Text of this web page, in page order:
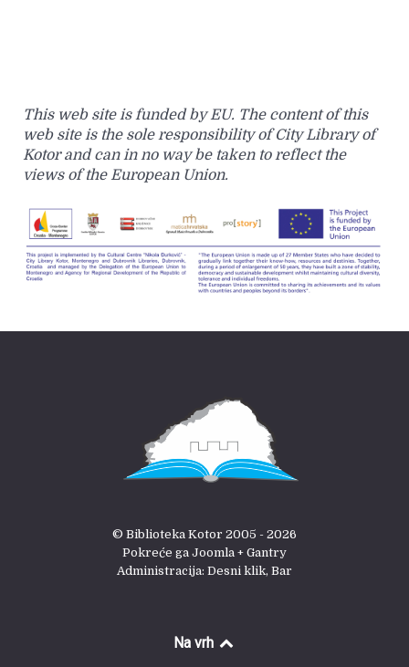
This web site is funded by EU. The content of this
web site is the sole responsibility of City Library of
Kotor and can in no way be taken to reflect the
views of the European Union.
© Biblioteka Kotor 2005 - 2026
Pokreće ga Joomla + Gantry
Administracija: Desni klik, Bar
Na vrh